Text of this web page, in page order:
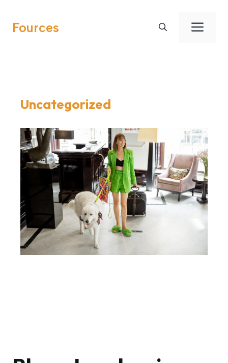
contenu
Fources
Uncategorized